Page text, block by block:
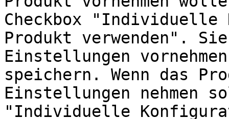
Checkbox
Produkt verwenden".
Einstellungen
speichern. Wenn das
Einstellungen nehmen
"Individuelle